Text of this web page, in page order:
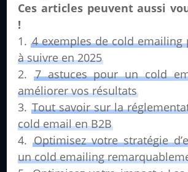
Ces articles peuvent aussi
!
4 exemples de cold emailing
à suivre en 2025
7 astuces pour un cold
améliorer vos résultats
Tout savoir sur la
cold email en B2B
Optimisez votre stratégie
un cold emailing